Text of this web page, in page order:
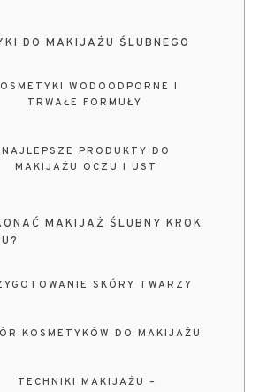
DO MAKIJAŻU ŚLUBNEGO
WODOODPORNE I
TRWAŁE FORMUŁY
NAJLEPSZE PRODUKTY DO
MAKIJAŻU OCZU I UST
MAKIJAŻ ŚLUBNY KROK
SKÓRY TWARZY
KOSMETYKÓW DO MAKIJAŻU
TECHNIKI MAKIJAŻU –